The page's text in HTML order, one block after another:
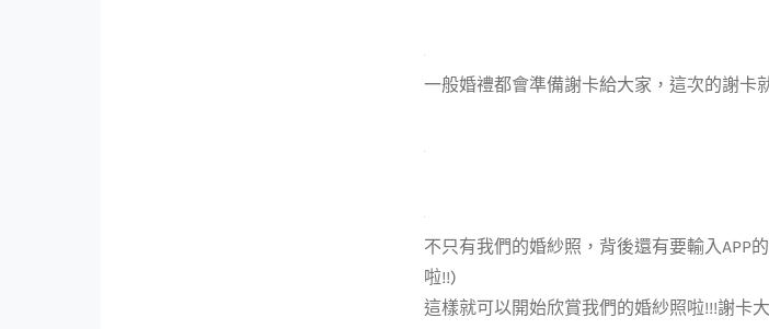
一般婚禮都會準備謝卡給大家，這次的謝卡
不只有我們的婚紗照，背後還有要輸入APP
啦!!)
這樣就可以開始欣賞我們的婚紗照啦!!!謝卡